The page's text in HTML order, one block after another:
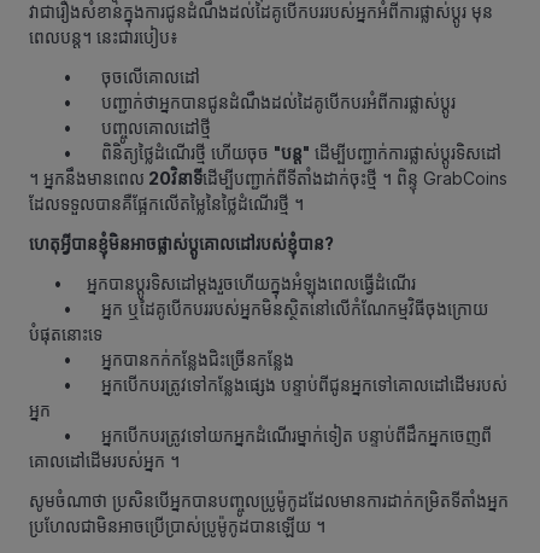
វាជារឿងសំខាន់ក្នុងការជូនដំណឹងដល់ដៃគូបើកបររបស់អ្នកអំពីការផ្លាស់ប្តូរ មុន
ពេលបន្ត។ នេះជារបៀប៖
• ចុចលើគោលដៅ
• បញ្ជាក់ថាអ្នកបានជូនដំណឹងដល់ដៃគូបើកបរអំពីការផ្លាស់ប្ដូរ
• បញ្ចូលគោលដៅថ្មី
• ពិនិត្យថ្លៃដំណើរថ្មី ហើយចុច "បន្ត" ដើម្បីបញ្ជាក់ការផ្លាស់ប្ដូរទិសដៅ
។ អ្នកនឹងមានពេល 20វិនាទីដើម្បីបញ្ជាក់ពីទីតាំងដាក់ចុះថ្មី ។ ពិន្ទុ GrabCoins
ដែលទទួលបានគឺផ្អែកលើតម្លៃនៃថ្លៃដំណើរថ្មី ។
ហេតុអ្វីបានខ្ញុំមិនអាចផ្លាស់ប្ដូគោលដៅរបស់ខ្ញុំបាន?
•
អ្នក​បាន​ប្ដូរ​ទិសដៅ​ម្ដង​រួច​ហើយ​ក្នុង​អំឡុង​ពេល​ធ្វើ​ដំណើរ
• អ្នក ឬដៃគូបើកបររបស់អ្នកមិនស្ថិតនៅលើកំណែកម្មវិធីចុងក្រោយ
បំផុតនោះទេ
• អ្នកបានកក់កន្លែងជិះច្រើនកន្លែង
• អ្នកបើកបរត្រូវទៅកន្លែងផ្សេង បន្ទាប់ពីជូនអ្នកទៅគោលដៅដើមរបស់
អ្នក
​• អ្នកបើកបរត្រូវទៅយកអ្នកដំណើរម្នាក់ទៀត បន្ទាប់ពីដឹកអ្នកចេញពី
គោលដៅដើមរបស់អ្នក ។
សូមចំណាថា ប្រសិនបើអ្នកបានបញ្ចូលប្រូម៉ូកូដដែលមានការដាក់កម្រិតទីតាំងអ្នក
ប្រហែលជាមិនអាចប្រើប្រាស់ប្រូម៉ូកូដបានឡើយ ។